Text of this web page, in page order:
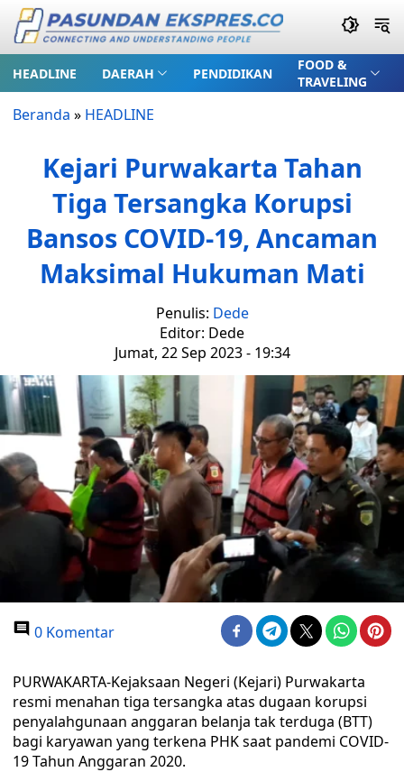
HEADLINE DAERAH PENDIDIKAN
FOOD &
TRAVELING
Beranda » HEADLINE
Kejari Purwakarta Tahan
Tiga Tersangka Korupsi
Bansos COVID-19, Ancaman
Maksimal Hukuman Mati
Penulis: Dede
Editor: Dede
Jumat, 22 Sep 2023 - 19:34
0 Komentar
PURWAKARTA-Kejaksaan Negeri (Kejari) Purwakarta
resmi menahan tiga tersangka atas dugaan korupsi
penyalahgunaan anggaran belanja tak terduga (BTT)
bagi karyawan yang terkena PHK saat pandemi COVID-
19 Tahun Anggaran 2020.